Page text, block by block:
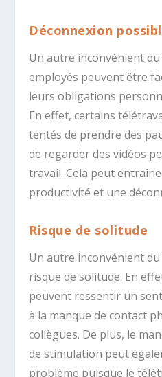
Déconnexion
Un autre inconvénient
employés peuvent être
leurs obligations
En effet, certains
tentés de prendre des
de regarder des vidéos
travail. Cela peut
productivité et une
Risque de solitude
Un autre inconvénient
risque de solitude. En
peuvent ressentir un
à la manque de contact
collègues. De plus, le
de stimulation peut
problème puisque le